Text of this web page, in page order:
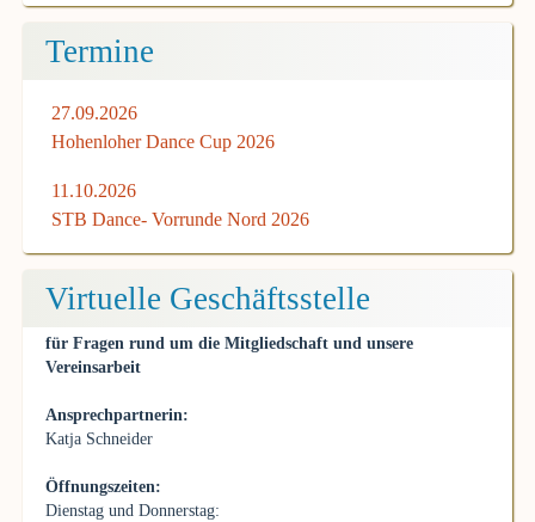
Termine
27.09.2026
Hohenloher Dance Cup 2026
11.10.2026
STB Dance- Vorrunde Nord 2026
Virtuelle Geschäftsstelle
für Fragen rund um die Mitgliedschaft und unsere
Vereinsarbeit
Ansprechpartnerin:
Katja Schneider
Öffnungszeiten:
Dienstag und Donnerstag: